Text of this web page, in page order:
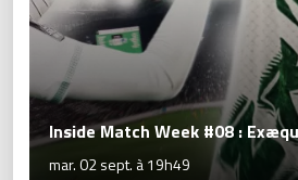
Inside Match Week #08 :
mar. 02 sept. à 19h49